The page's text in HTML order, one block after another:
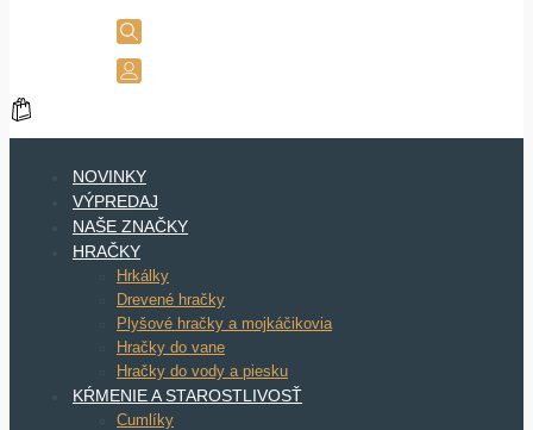
NOVINKY
VÝPREDAJ
NAŠE ZNAČKY
HRAČKY
Hrkálky
Drevené hračky
Plyšové hračky a mojkáčikovia
Hračky do vane
Hračky do vody a piesku
KŔMENIE A STAROSTLIVOSŤ
Cumlíky